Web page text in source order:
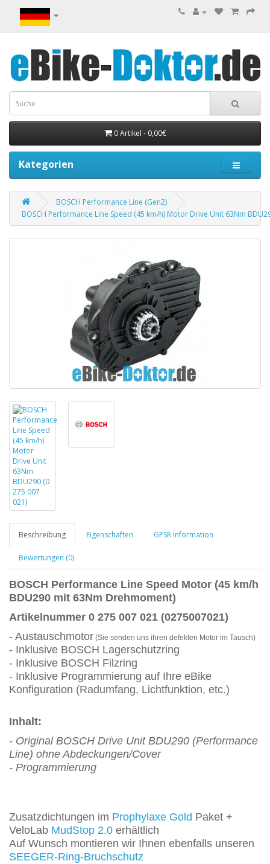
0 Artikel - 0,00€
Kategorien
BOSCH Performance Line (Gen2)
BOSCH Performance Line Speed (45 km/h) Motor Drive Unit 63Nm
Beschreibung Eigenschaften GPSR Information
Bewertungen (0)
BOSCH Performance Line Speed Motor (45 km/h
BDU290 mit 63Nm Drehmoment)
Artikelnummer 0 275 007 021 (0275007021)
- Austauschmotor (Sie senden uns ihren defekten Motor im Tausch)
- Inklusive BOSCH Lagerschutzring
- Inklusive BOSCH Filzring
- Inklusive Programmierung auf Ihre eBike
Konfiguration (Radumfang, Lichtfunktion, etc.)
Inhalt:
- Original BOSCH Drive Unit BDU290 (Performance
Line) ohne Abdeckungen/Cover
- Programmierung
Zusatzdichtungen im Prophylaxe Gold Paket +
VeloLab MudStop 2.0 erhältlich
Auf Wunsch montieren wir Ihnen ebenfalls unseren
SEEGER-Ring-Bruchschutz